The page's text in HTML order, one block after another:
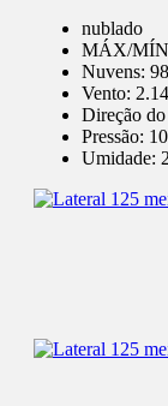
nublado
MÁX/
Nuvens:
Vento:
Direção
Pressão:
Umidade: